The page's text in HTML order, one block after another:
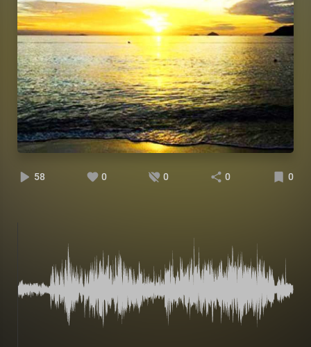
58 0 0 0 0